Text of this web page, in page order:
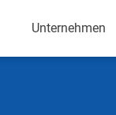
Unternehmen